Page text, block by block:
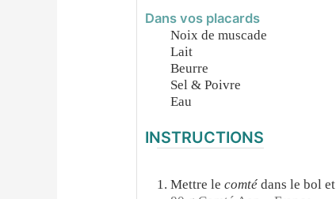
Dans vos placards
Noix de muscade
Lait
Beurre
Sel & Poivre
Eau
INSTRUCTIONS
Mettre lecomtédans le bol et